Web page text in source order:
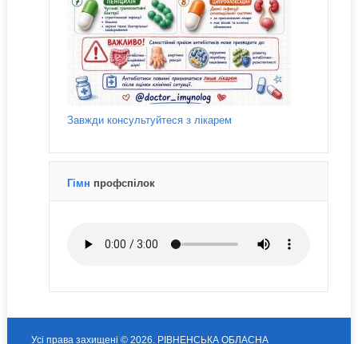
Завжди консультуйтеся з лікарем
Гімн профспілок
Усі права захищені © 2026. РІВНЕНСЬКА ОБЛАСНА